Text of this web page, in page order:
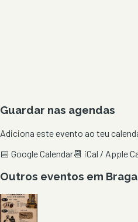
Guardar nas agendas
Adiciona este evento ao teu
📅 Google Calendar📆 iCal / Apple
Outros eventos em